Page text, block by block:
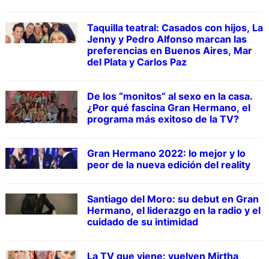
Taquilla teatral: Casados con hijos, La
Jenny y Pedro Alfonso marcan las
preferencias en Buenos Aires, Mar
del Plata y Carlos Paz
De los “monitos” al sexo en la casa.
¿Por qué fascina Gran Hermano, el
programa más exitoso de la TV?
Gran Hermano 2022: lo mejor y lo
peor de la nueva edición del reality
Santiago del Moro: su debut en Gran
Hermano, el liderazgo en la radio y el
cuidado de su intimidad
La TV que viene: vuelven Mirtha,